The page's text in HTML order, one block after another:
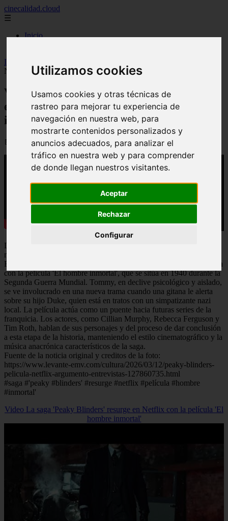
Utilizamos cookies
Usamos cookies y otras técnicas de
rastreo para mejorar tu experiencia de
navegación en nuestra web, para
mostrarte contenidos personalizados y
anuncios adecuados, para analizar el
tráfico en nuestra web y para comprender
de donde llegan nuestros visitantes.
Aceptar
Rechazar
Configurar
cinecalidad.cloud
☰
Inicio
Inicio
Netflix con la película 'El hombre inmortal'
Video La saga 'Peaky Blinders' resurge
en Netflix con la película 'El hombre
inmortal'
📅 13/03/2026
La serie Peaky Blinders, a lo largo de seis temporadas, creó un
mundo violento y atractivo alrededor de la banda criminal de
Birmingham liderada por Tommy Shelby. La historia ahora continúa
con la película 'El hombre inmortal', que se sitúa en 1940 durante la
Segunda Guerra Mundial. Tommy, en declive psicológico y aislado,
se ve involucrado en una nueva trama cuando una gitana le alerta
sobre su hijo Duke, quien está en tratos con un simpatizante nazi
local. La película actúa como un puente hacia futuras series de la
franquicia. Los actores, como Cillian Murphy, Rebecca Ferguson y
Tim Roth, hablan de sus personajes y del proceso de dar conclusión
a esta etapa de la historia, manteniendo el estilo cinematográfico y la
música anacrónica característicos de la saga.
Fuente de la noticia original y creditos de la foto:
https://www.levante-emv.com/cultura/2026/03/12/peaky-blinders-
pelicula-netflix-argumento-entrevistas-127860735.html
#saga #'peaky #blinders' #resurge #netflix #película #hombre
#inmortal'
Video La saga 'Peaky Blinders' resurge en Netflix con la película 'El
hombre inmortal'